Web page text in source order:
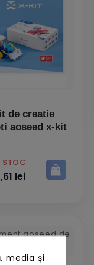
de creatie
aoseed x-kit
STOC
lei
media și